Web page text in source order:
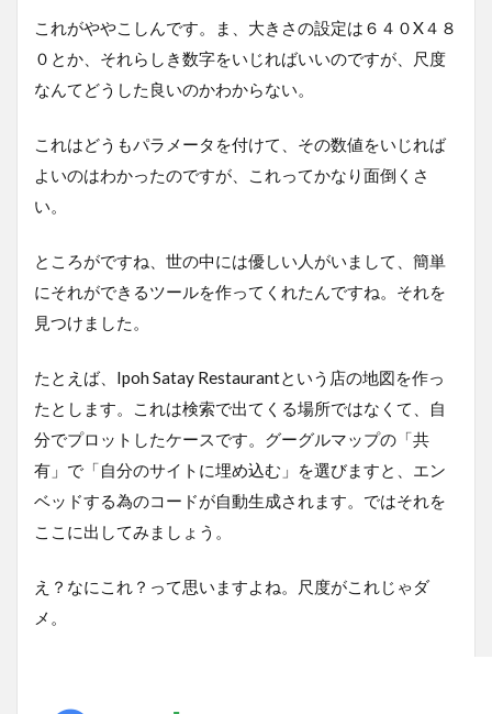
これがややこしんです。ま、大きさの設定は６４０X４８
０とか、それらしき数字をいじればいいのですが、尺度
なんてどうした良いのかわからない。
これはどうもパラメータを付けて、その数値をいじれば
よいのはわかったのですが、これってかなり面倒くさ
い。
ところがですね、世の中には優しい人がいまして、簡単
にそれができるツールを作ってくれたんですね。それを
見つけました。
たとえば、Ipoh Satay Restaurantという店の地図を作っ
たとします。これは検索で出てくる場所ではなくて、自
分でプロットしたケースです。グーグルマップの「共
有」で「自分のサイトに埋め込む」を選びますと、エン
ベッドする為のコードが自動生成されます。ではそれを
ここに出してみましょう。
え？なにこれ？って思いますよね。尺度がこれじゃダ
メ。